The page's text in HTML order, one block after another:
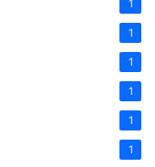
1
1
1
1
1
1